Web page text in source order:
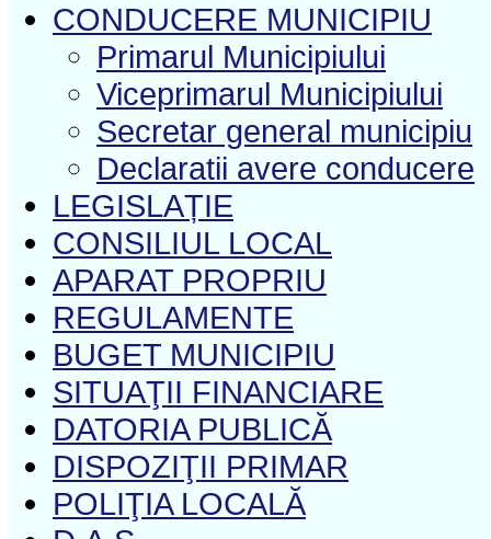
CONDUCERE MUNICIPIU
Primarul Municipiului
Viceprimarul Municipiului
Secretar general municipiu
Declaratii avere conducere
LEGISLAȚIE
CONSILIUL LOCAL
APARAT PROPRIU
REGULAMENTE
BUGET MUNICIPIU
SITUAŢII FINANCIARE
DATORIA PUBLICĂ
DISPOZIŢII PRIMAR
POLIŢIA LOCALĂ